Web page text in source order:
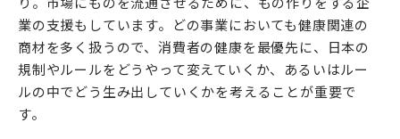
業の支援もしています。どの事業においても健康関連の
商材を多く扱うので、消費者の健康を最優先に、日本の
規制やルールをどうやって変えていくか、あるいはルー
ルの中でどう生み出していくかを考えることが重要で
す。